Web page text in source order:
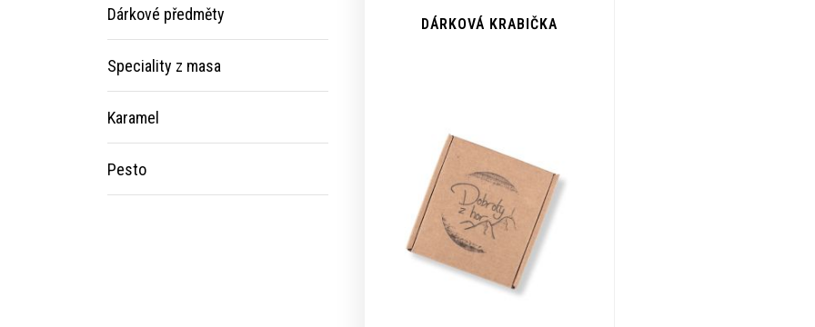
Dárkové předměty
Speciality z masa
Karamel
Pesto
DÁRKOVÁ KRABIČKA